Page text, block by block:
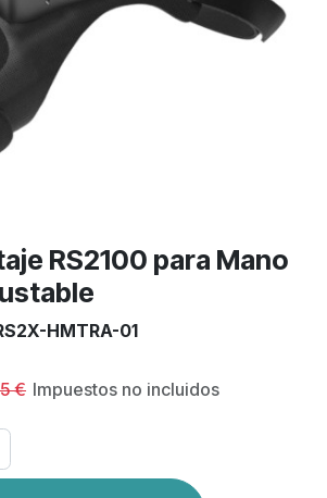
RS2100 para Mano
HMTRA-01
€ Impuestos no incluidos